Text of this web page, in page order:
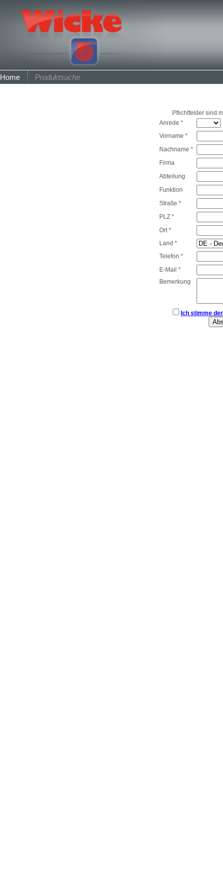
Home Produktsuche
Pflichtfelder sind
Anrede *
Vorname *
Nachname *
Firma
Abteilung
Funktion
Straße *
PLZ *
Ort *
Land *
Telefon *
E-Mail *
Bemerkung
Ich stimme